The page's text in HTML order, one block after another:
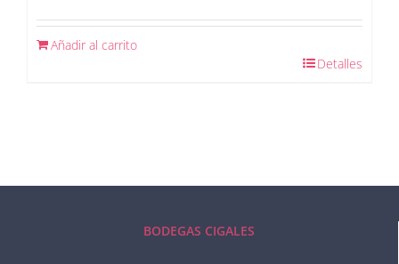
Añadir al carrito
Detalles
BODEGAS CIGALES